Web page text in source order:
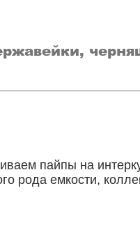
пайпы на
рода емкости,